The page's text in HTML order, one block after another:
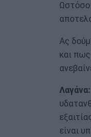
Ωστόσο
Ας
και
Λαγάνα:
είναι